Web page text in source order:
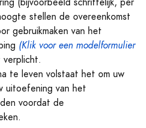
stellen de overeenkomst
gebruikmaken van het
(Klik voor een modelformulier
te leven volstaat het om uw
uitoefening van het
voordat de